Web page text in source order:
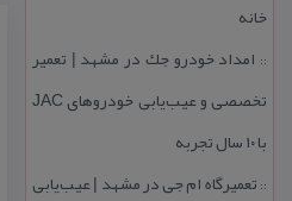
خانه
:: امداد خودرو جك در مشهد | تعمیر
تخصصی و عیب‌یابی خودروهای JAC
با ۱۰ سال تجربه
:: تعمیرگاه ام جی در مشهد | عیب‌یابی